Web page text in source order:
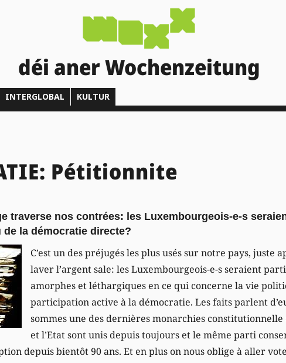
déi aner Wochenzeitung
INTERGLOBAL KULTUR
Pétitionnite
traverse nos contrées: les Luxembourgeois-e-s
la démocratie directe?
C’est un des préjugés les plus usés sur notre pays, juste
laver l’argent sale: les Luxembourgeois-e-s seraient
amorphes et léthargiques en ce qui concerne la vie
participation active à la démocratie. Les faits parlent
sommes une des dernières monarchies constitutionnelle
et l’Etat sont unis depuis toujours et le même parti
depuis bientôt 90 ans. Et en plus on nous oblige à aller